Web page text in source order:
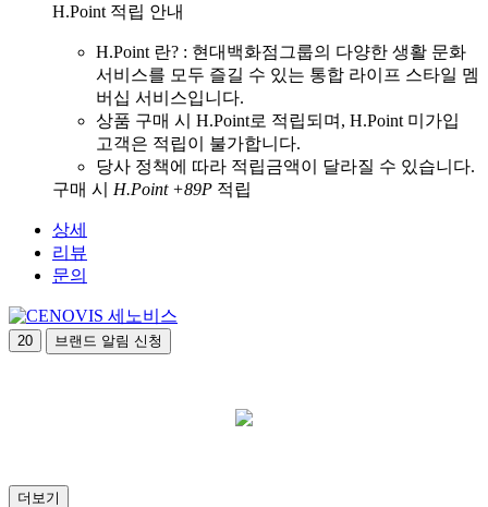
H.Point 적립 안내
H.Point 란? : 현대백화점그룹의 다양한 생활 문화
서비스를 모두 즐길 수 있는 통합 라이프 스타일 멤
버십 서비스입니다.
상품 구매 시 H.Point로 적립되며, H.Point 미가입
고객은 적립이 불가합니다.
당사 정책에 따라 적립금액이 달라질 수 있습니다.
구매 시 H.Point +89P 적립
상세
리뷰
문의
세노비스
20 브랜드 알림 신청
더보기